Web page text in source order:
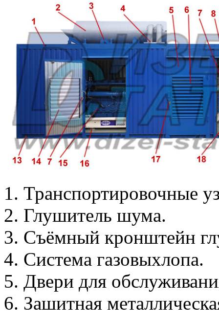
Транспортировочные
Глушитель шума.
Съёмный кронштейн
Система газовыхлопа.
Двери для
Зашитная